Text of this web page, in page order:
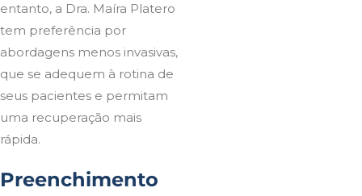
entanto, a Dra. Maíra Platero
tem preferência por
abordagens menos invasivas,
que se adequem à rotina de
seus pacientes e permitam
uma recuperação mais
rápida.
Preenchimento